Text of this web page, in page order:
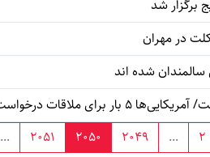
برگزار شد
در مهران
سالمندان شده اند
ملاقات درخواست کردند
2
...
2049
2050
2051
...